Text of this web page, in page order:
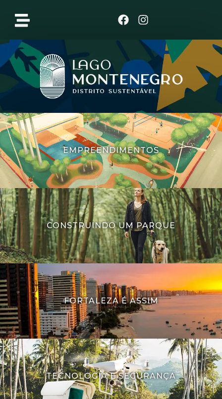
Clique aqui
EMPREENDIMENTOS
CONSTRUINDO UM PARQUE
FORTALEZA É ASSIM
TECNOLOGIA E SEGURANÇA